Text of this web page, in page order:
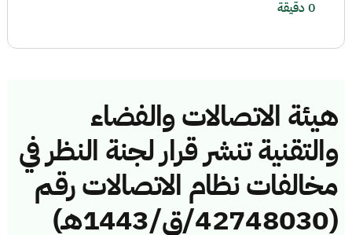
هيئة الاتصالات والفضاء
والتقنية تنشر قرار لجنة النظر في
مخالفات نظام الاتصالات رقم
(42748030/ق/1443هـ)
0 دقيقة